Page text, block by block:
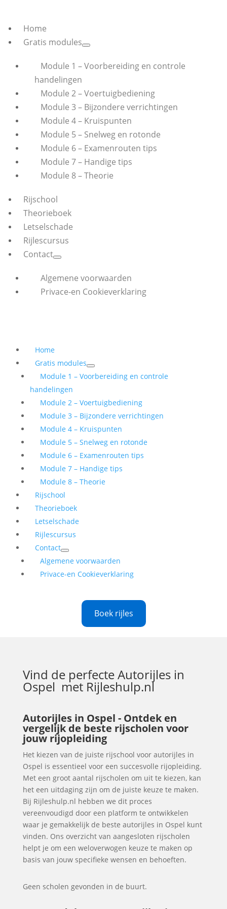
Home
Gratis modules
Module 1 – Voorbereiding en controle
handelingen
Module 2 – Voertuigbediening
Module 3 – Bijzondere verrichtingen
Module 4 – Kruispunten
Module 5 – Snelweg en rotonde
Module 6 – Examenrouten tips
Module 7 – Handige tips
Module 8 – Theorie
Rijschool
Theorieboek
Letselschade
Rijlescursus
Contact
Algemene voorwaarden
Privace-en Cookieverklaring
Home
Gratis modules
Module 1 – Voorbereiding en controle
handelingen
Module 2 – Voertuigbediening
Module 3 – Bijzondere verrichtingen
Module 4 – Kruispunten
Module 5 – Snelweg en rotonde
Module 6 – Examenrouten tips
Module 7 – Handige tips
Module 8 – Theorie
Rijschool
Theorieboek
Letselschade
Rijlescursus
Contact
Algemene voorwaarden
Privace-en Cookieverklaring
Boek rijles
Vind de perfecteAutorijles in
Ospel met Rijleshulp.nl
Autorijles in Ospel - Ontdek en
vergelijk de beste rijscholen voor
jouw rijopleiding
Het kiezen van de juiste rijschool voor autorijles in
Ospel is essentieel voor een succesvolle rijopleiding.
Met een groot aantal rijscholen om uit te kiezen, kan
het een uitdaging zijn om de juiste keuze te maken.
Bij Rijleshulp.nl hebben we dit proces
vereenvoudigd door een platform te ontwikkelen
waar je gemakkelijk de beste autorijles in Ospel kunt
vinden. Ons overzicht van aangesloten rijscholen
helpt je om een weloverwogen keuze te maken op
basis van jouw specifieke wensen en behoeften.
Geen scholen gevonden in de buurt.